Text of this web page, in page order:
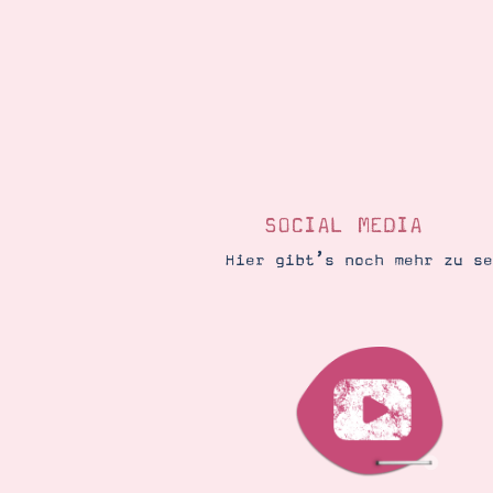
SOCIAL MEDIA
Hier gibt’s noch mehr zu